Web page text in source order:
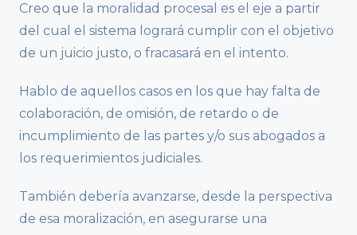
Creo que la moralidad procesal es el eje a partir
del cual el sistema logrará cumplir con el objetivo
de un juicio justo, o fracasará en el intento.
Hablo de aquellos casos en los que hay falta de
colaboración, de omisión, de retardo o de
incumplimiento de las partes y/o sus abogados a
los requerimientos judiciales.
También debería avanzarse, desde la perspectiva
de esa moralización, en asegurarse una